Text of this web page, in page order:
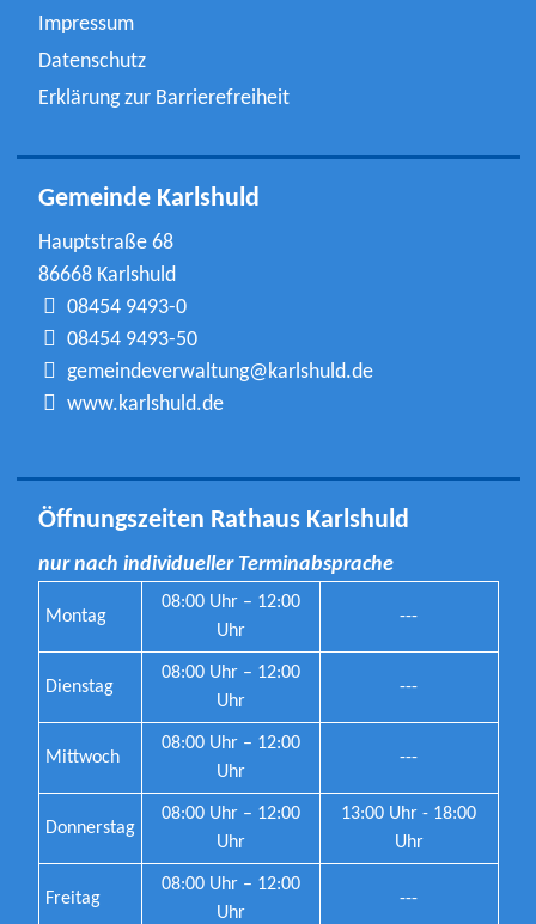
Impressum
Datenschutz
Erklärung zur Barrierefreiheit
Gemeinde Karlshuld
Hauptstraße 68
86668 Karlshuld
08454 9493-0
08454 9493-50
gemeindeverwaltung@karlshuld.de
www.karlshuld.de
Öffnungszeiten Rathaus Karlshuld
nur nach individueller Terminabsprache
Montag
08:00 Uhr – 12:00
Uhr
---
Dienstag
08:00 Uhr – 12:00
Uhr
---
Mittwoch
08:00 Uhr – 12:00
Uhr
---
Donnerstag
08:00 Uhr – 12:00
Uhr
13:00 Uhr - 18:00
Uhr
Freitag
08:00 Uhr – 12:00
Uhr
---